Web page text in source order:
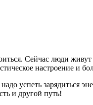
Сейчас люди
настроение
успеть зарядиться
и другой путь!